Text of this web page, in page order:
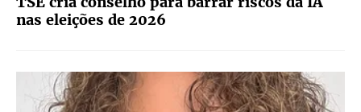
nas eleições de 2026